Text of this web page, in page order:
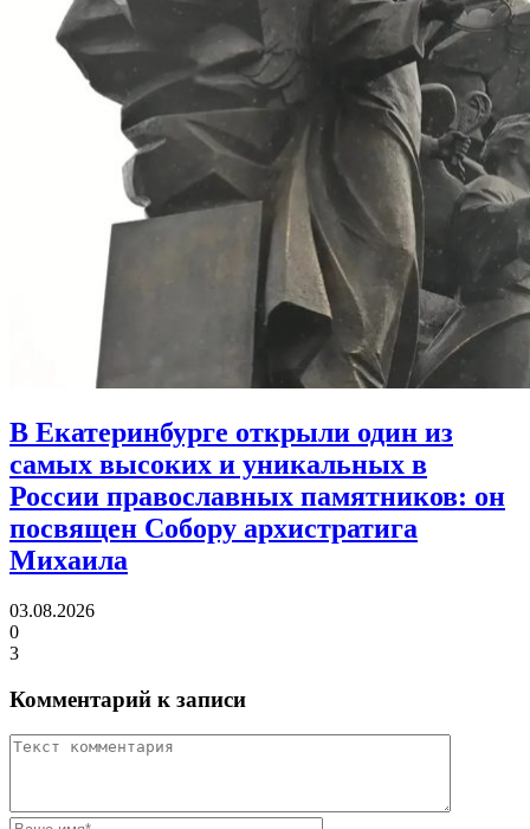
В Екатеринбурге открыли один из
самых высоких и уникальных в
России православных памятников: он
посвящен Собору архистратига
Михаила
03.08.2026
0
3
Комментарий к записи